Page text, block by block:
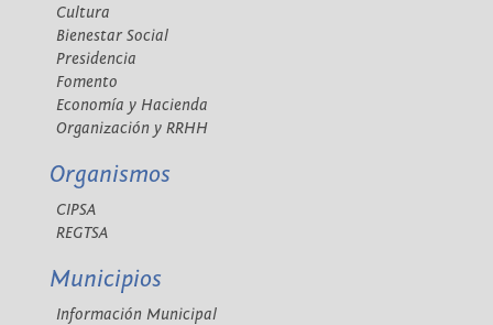
Cultura
Bienestar Social
Presidencia
Fomento
Economía y Hacienda
Organización y RRHH
Organismos
CIPSA
REGTSA
Municipios
Información Municipal